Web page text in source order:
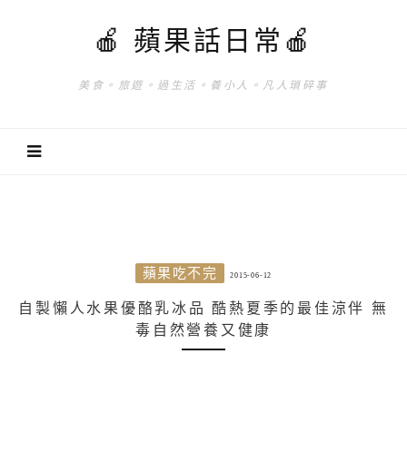
🍎 蘋果話日常🍎
美食。旅遊。過生活。養小人。凡人瑣碎事
蘋果吃不完 2015-06-12
自製懶人水果優酪乳冰品 酷熱夏季的最佳涼伴 無
毒自然營養又健康